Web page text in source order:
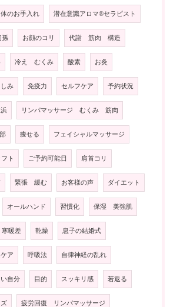
のお手入れ 潜在意識アロマ®️セラピスト
孫 お顔のコリ 代謝 筋肉 構造
冷え むくみ 酸素 お灸
み 免疫力 セルフケア 予約状況
リンパマッサージ むくみ 筋肉
痩せる フェイシャルマッサージ
ト ご予約可能日 肩首コリ
緊張 緩む お客様の声 ダイエット
オールハンド 習慣化 保湿 美強肌
寒暖差 乾燥 息子の結婚式
ア 呼吸法 自律神経の乱れ
自分 目的 スッキリ感 若返る
疲労回復 リンパマッサージ